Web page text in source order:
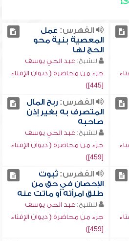
الفهرس: عمل
المعصية بنية محو
الحج لها
للشيخ: عبد الحي يوسف
جزء من محاضرة ( ديوان الإفتاء
[445])
الفهرس:ربح المال
المتصرف به بغير إذن
صاحبه
للشيخ: عبد الحي يوسف
جزء من محاضرة ( ديوان الإفتاء
[459])
الفهرس:ثبوت
الإحصان في حق من
طلق امرأته أو ماتت عنه
للشيخ: عبد الحي يوسف
جزء من محاضرة ( ديوان الإفتاء
[459])